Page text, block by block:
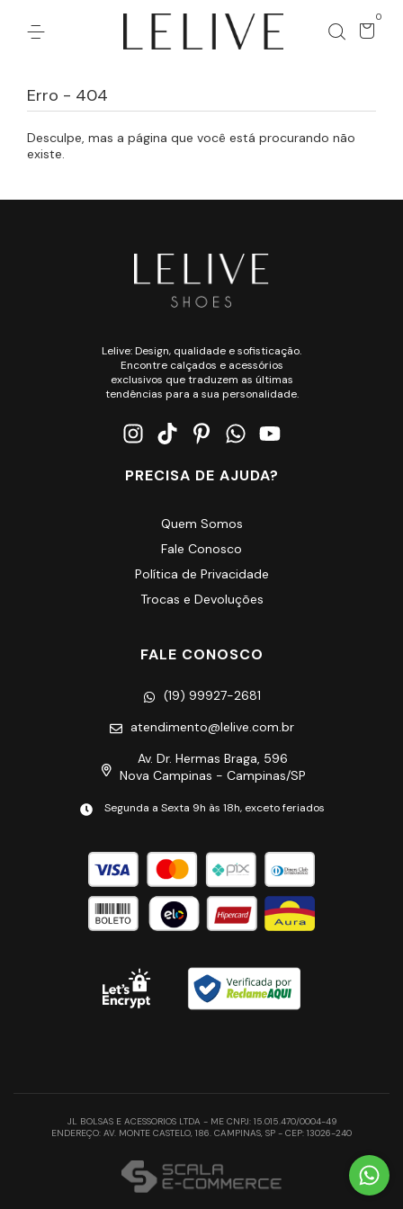
0
Erro - 404
Desculpe, mas a página que você está procurando não
existe.
Lelive: Design, qualidade e sofisticação.
Encontre calçados e acessórios
exclusivos que traduzem as últimas
tendências para a sua personalidade.
PRECISA DE AJUDA?
Quem Somos
Fale Conosco
Política de Privacidade
Trocas e Devoluções
FALE CONOSCO
(19) 99927-2681
atendimento@lelive.com.br
Av. Dr. Hermas Braga, 596
Nova Campinas - Campinas/SP
Segunda a Sexta 9h às 18h, exceto feriados
JL BOLSAS E ACESSORIOS LTDA - ME CNPJ: 15.015.470/0004-49
ENDEREÇO: AV. MONTE CASTELO, 186. CAMPINAS, SP - CEP: 13026-240